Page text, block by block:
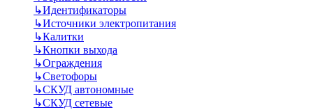
↳Идентификаторы
↳Источники электропитания
↳Калитки
↳Кнопки выхода
↳Ограждения
↳Светофоры
↳СКУД автономные
↳СКУД сетевые